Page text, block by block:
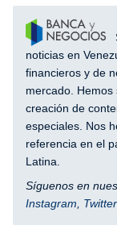
noticias en
financieros y de
mercado.
creación de
especiales. Nos
referencia en el
Latina.
Síguenos en
Instagram
Twitter